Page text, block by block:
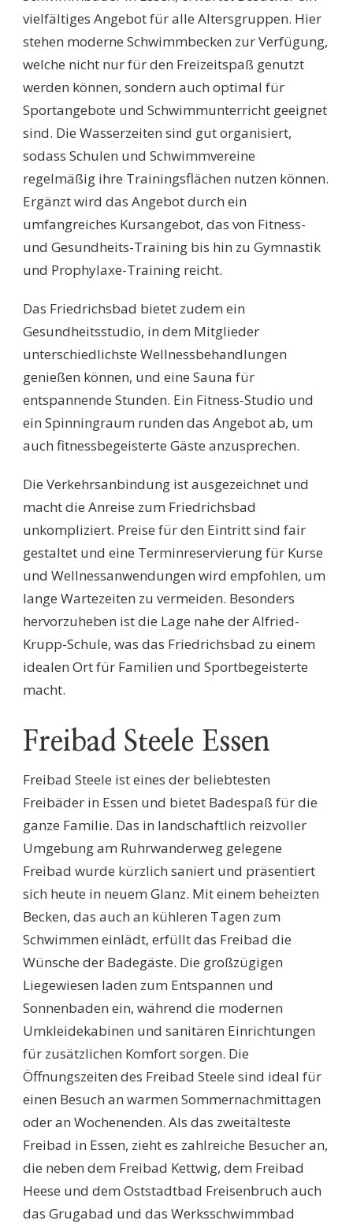
vielfältiges Angebot für alle Altersgruppen. Hier
stehen moderne Schwimmbecken zur Verfügung,
welche nicht nur für den Freizeitspaß genutzt
werden können, sondern auch optimal für
Sportangebote und Schwimmunterricht geeignet
sind. Die Wasserzeiten sind gut organisiert,
sodass Schulen und Schwimmvereine
regelmäßig ihre Trainingsflächen nutzen können.
Ergänzt wird das Angebot durch ein
umfangreiches Kursangebot, das von Fitness-
und Gesundheits-Training bis hin zu Gymnastik
und Prophylaxe-Training reicht.
Das Friedrichsbad bietet zudem ein
Gesundheitsstudio, in dem Mitglieder
unterschiedlichste Wellnessbehandlungen
genießen können, und eine Sauna für
entspannende Stunden. Ein Fitness-Studio und
ein Spinningraum runden das Angebot ab, um
auch fitnessbegeisterte Gäste anzusprechen.
Die Verkehrsanbindung ist ausgezeichnet und
macht die Anreise zum Friedrichsbad
unkompliziert. Preise für den Eintritt sind fair
gestaltet und eine Terminreservierung für Kurse
und Wellnessanwendungen wird empfohlen, um
lange Wartezeiten zu vermeiden. Besonders
hervorzuheben ist die Lage nahe der Alfried-
Krupp-Schule, was das Friedrichsbad zu einem
idealen Ort für Familien und Sportbegeisterte
macht.
Freibad Steele Essen
Freibad Steele ist eines der beliebtesten
Freibäder in Essen und bietet Badespaß für die
ganze Familie. Das in landschaftlich reizvoller
Umgebung am Ruhrwanderweg gelegene
Freibad wurde kürzlich saniert und präsentiert
sich heute in neuem Glanz. Mit einem beheizten
Becken, das auch an kühleren Tagen zum
Schwimmen einlädt, erfüllt das Freibad die
Wünsche der Badegäste. Die großzügigen
Liegewiesen laden zum Entspannen und
Sonnenbaden ein, während die modernen
Umkleidekabinen und sanitären Einrichtungen
für zusätzlichen Komfort sorgen. Die
Öffnungszeiten des Freibad Steele sind ideal für
einen Besuch an warmen Sommernachmittagen
oder an Wochenenden. Als das zweitälteste
Freibad in Essen, zieht es zahlreiche Besucher an,
die neben dem Freibad Kettwig, dem Freibad
Heese und dem Oststadtbad Freisenbruch auch
das Grugabad und das Werksschwimmbad